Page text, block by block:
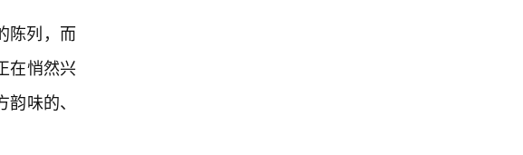
陈列，而
在悄然兴
味的、